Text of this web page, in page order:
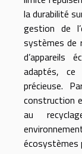
la durabilité
gestion de
systèmes de
d’appareils
adaptés,
précieuse.
construction
au
écosystèmes